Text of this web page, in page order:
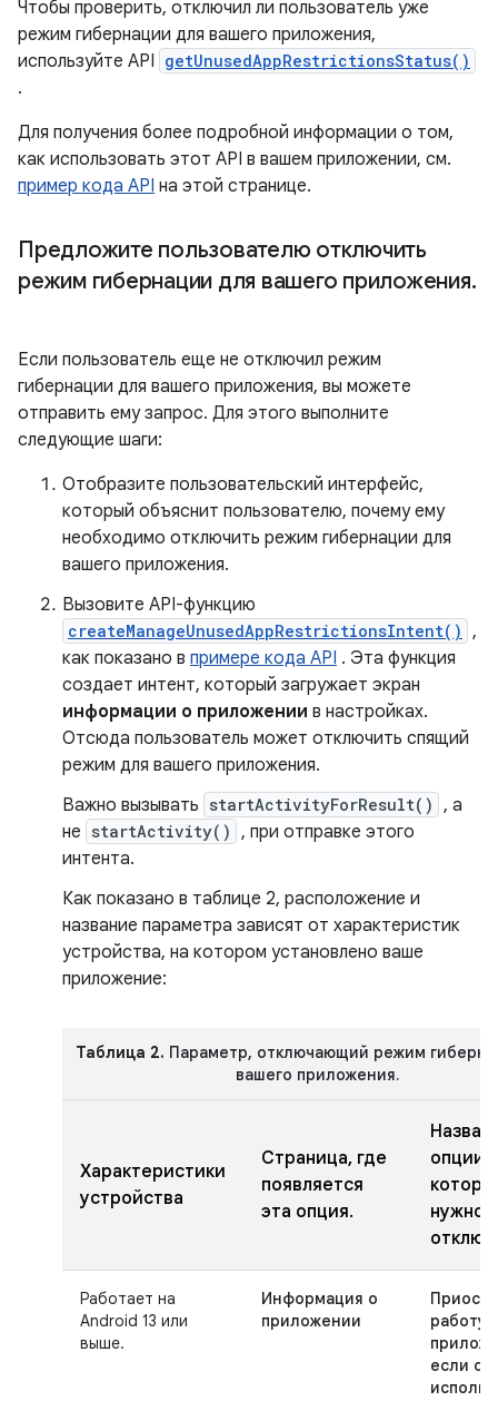
Чтобы проверить, отключил ли пользователь уже
режим гибернации для вашего приложения,
используйте API getUnusedAppRestrictionsStatus()
.
Для получения более подробной информации о том,
как использовать этот API в вашем приложении, см.
пример кода API на этой странице.
Предложите пользователю отключить
режим гибернации для вашего приложения.
Если пользователь еще не отключил режим
гибернации для вашего приложения, вы можете
отправить ему запрос. Для этого выполните
следующие шаги:
Отобразите пользовательский интерфейс,
который объяснит пользователю, почему ему
необходимо отключить режим гибернации для
вашего приложения.
Вызовите API-функцию
createManageUnusedAppRestrictionsIntent() ,
как показано в примере кода API . Эта функция
создает интент, который загружает экран
информации о приложении в настройках.
Отсюда пользователь может отключить спящий
режим для вашего приложения.
Важно вызывать startActivityForResult() , а
не startActivity() , при отправке этого
интента.
Как показано в таблице 2, расположение и
название параметра зависят от характеристик
устройства, на котором установлено ваше
приложение:
Таблица 2. Параметр, отключающий режим
вашего приложения.
Характеристики
устройства
Страница, где
появляется
эта опция.
опции,
нужно
Работает на
Android 13 или
выше.
Информация о
приложении
работу
если